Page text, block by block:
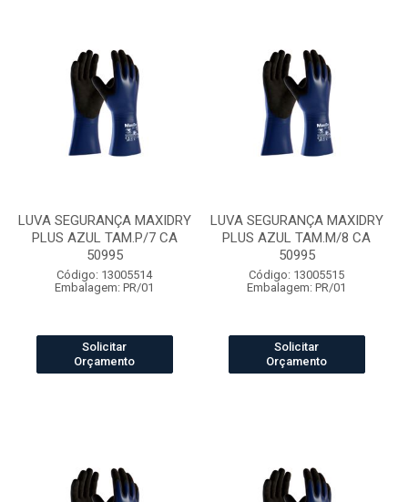
LUVA SEGURANÇA MAXIDRY
PLUS AZUL TAM.P/7 CA
50995
Código: 13005514
Embalagem: PR/01
Solicitar
Orçamento
LUVA SEGURANÇA MAXIDRY
PLUS AZUL TAM.M/8 CA
50995
Código: 13005515
Embalagem: PR/01
Solicitar
Orçamento